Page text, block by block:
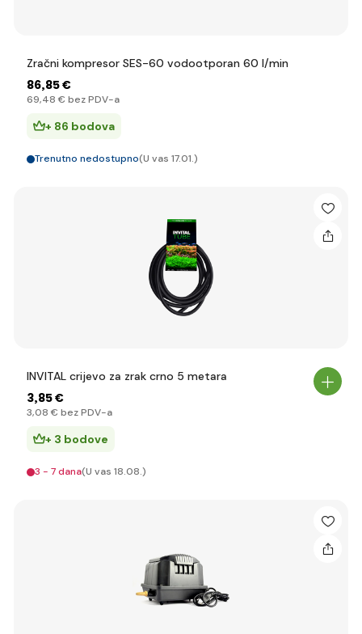
Zračni kompresor SES-60 vodootporan 60 l/min
86,85 €
69,48 € bez PDV-a
+ 86 bodova
Trenutno nedostupno(U vas 17.01.)
INVITAL crijevo za zrak crno 5 metara
3,85 €
3,08 € bez PDV-a
+ 3 bodove
3 - 7 dana(U vas 18.08.)